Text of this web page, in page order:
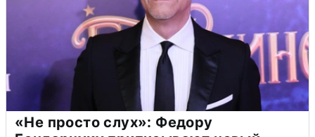
«Не просто слух»: Федору